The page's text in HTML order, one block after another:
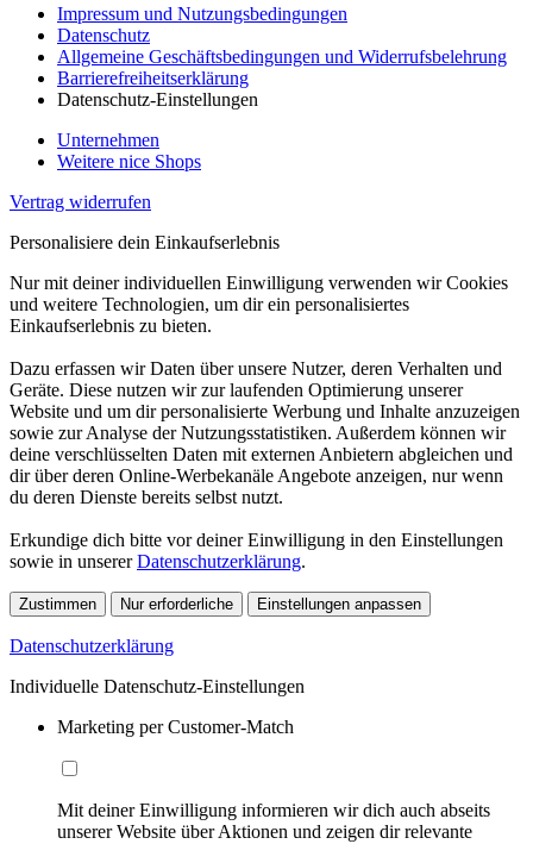
Impressum und Nutzungsbedingungen
Datenschutz
Allgemeine Geschäftsbedingungen und Widerrufsbelehrung
Barrierefreiheitserklärung
Datenschutz-Einstellungen
Unternehmen
Weitere nice Shops
Vertrag widerrufen
Personalisiere dein Einkaufserlebnis
Nur mit deiner individuellen Einwilligung verwenden wir Cookies
und weitere Technologien, um dir ein personalisiertes
Einkaufserlebnis zu bieten.
Dazu erfassen wir Daten über unsere Nutzer, deren Verhalten und
Geräte. Diese nutzen wir zur laufenden Optimierung unserer
Website und um dir personalisierte Werbung und Inhalte anzuzeigen
sowie zur Analyse der Nutzungsstatistiken. Außerdem können wir
deine verschlüsselten Daten mit externen Anbietern abgleichen und
dir über deren Online-Werbekanäle Angebote anzeigen, nur wenn
du deren Dienste bereits selbst nutzt.
Erkundige dich bitte vor deiner Einwilligung in den Einstellungen
sowie in unsererDatenschutzerklärung.
Zustimmen Nur erforderliche Einstellungen anpassen
Datenschutzerklärung
Individuelle Datenschutz-Einstellungen
Marketing per Customer-Match
Mit deiner Einwilligung informieren wir dich auch abseits
unserer Website über Aktionen und zeigen dir relevante